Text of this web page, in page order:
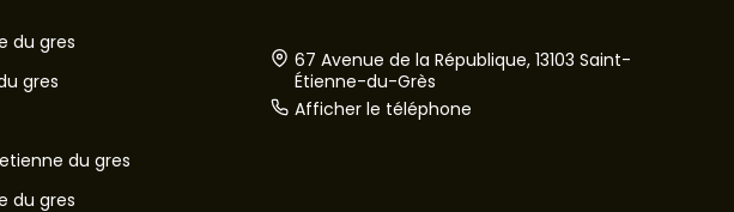
du gres
gres
du gres
du gres
67 Avenue de la République, 13103 Saint-
Étienne-du-Grès
Afficher le téléphone